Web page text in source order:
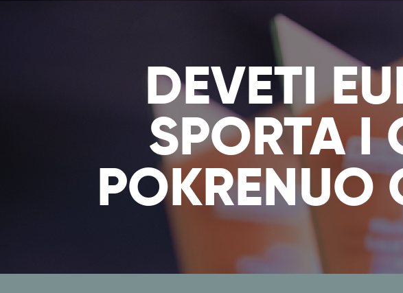
DEVETI
SPORTA I
POKRENUO